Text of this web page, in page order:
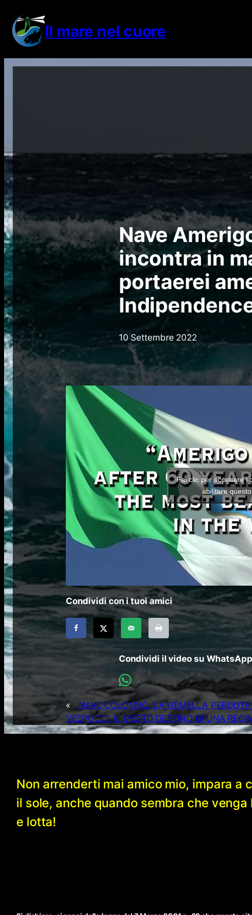
contenuto Il mare nel cuore
Nave
incontra in
portaerei
10 Settembre 2022
Fai clic per accettare i
abilitare
Condividi con i tuoi amici
Condividi il video su WhatsApp
«
NAVE COLOMBO: LA GEMELLA PERDUTA
VESPUCCI. IL MESTO DESTINO DI UNA
Non arrenderti mai amico mio, impara a
il sole, anche quando sembra che
e lotta!